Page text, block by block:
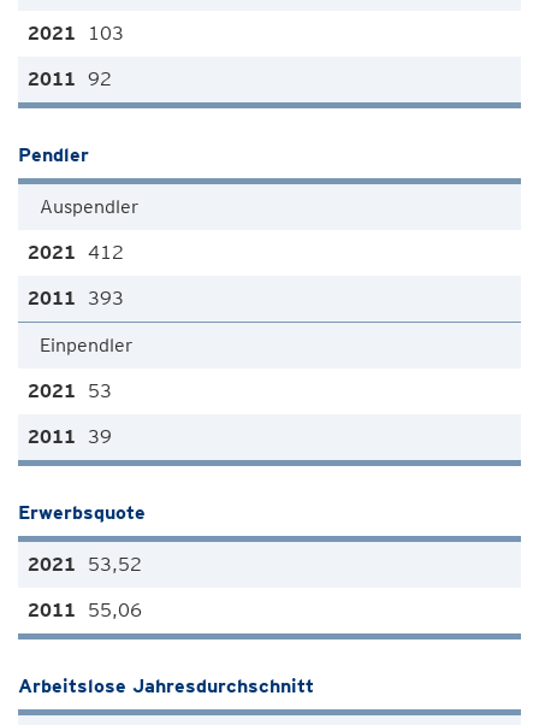
103
92
Pendler
Auspendler
412
393
Einpendler
53
39
Erwerbsquote
53,52
55,06
Arbeitslose Jahresdurchschnitt